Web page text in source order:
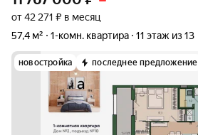
от 42 271 ₽ в месяц
57,4 м²
1-комн. квартира 11 этаж из 13
новостройка последнее предложение